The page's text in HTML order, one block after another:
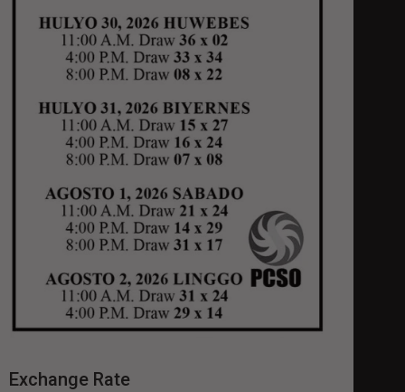
Exchange Rate